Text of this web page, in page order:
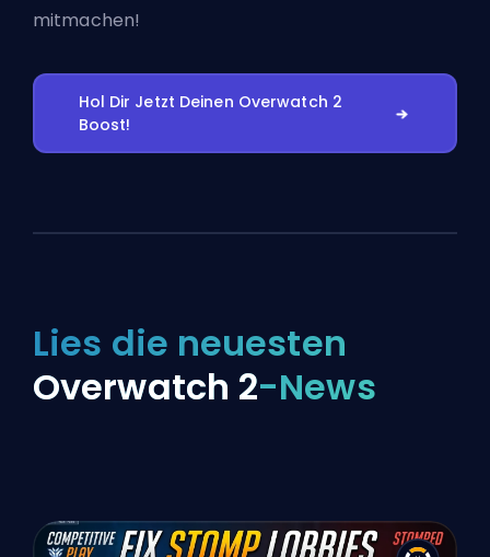
mitmachen!
Hol Dir Jetzt Deinen Overwatch 2
Boost!
Lies die neuesten
Overwatch 2-News